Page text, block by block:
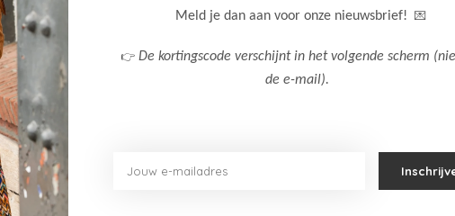
Winkel Amstelveen
Meld je dan aan voor onze nieuwsbrief! 💌
👉 De kortingscode verschijnt in het volgende scherm
de e-mail).